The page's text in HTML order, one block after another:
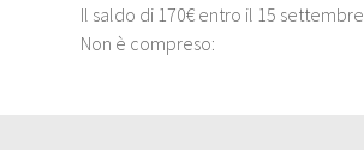
Il saldo di 170€ entro il 15 settembre.
Non è compreso: